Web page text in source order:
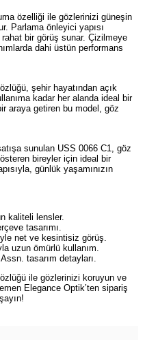
özelliği ile gözlerinizi güneşin
Parlama önleyici yapısı
bir görüş sunar. Çizilmeye
dahi üstün performans
şehir hayatından açık
kadar her alanda ideal bir
araya getiren bu model, göz
sunulan USS 0066 C1, göz
bireyler için ideal bir
günlük yaşamınızın
kaliteli lensler.
tasarımı.
net ve kesintisiz görüş.
uzun ömürlü kullanım.
tasarım detayları.
ile gözlerinizi koruyun ve
Elegance Optik’ten sipariş